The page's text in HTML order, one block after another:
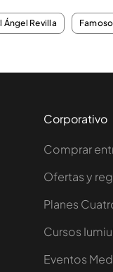
Ángel Revilla
Corporativo
Comprar
Ofertas y
Planes
Cursos
Eventos